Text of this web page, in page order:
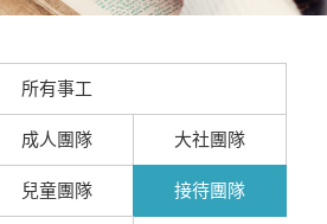
所有事工
成人團隊 大社團隊
兒童團隊 接待團隊